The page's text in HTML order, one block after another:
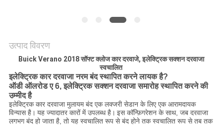
उत्पाद विवरण
Buick Verano 2018 सॉफ्ट क्लोज कार दरवाजे, इलेक्ट्रिक सक्शन दरवाजा
स्वचालित
इलेक्ट्रिक कार दरवाजा नरम बंद स्थापित करने लायक है?
ऑडी ऑलरोड ए 6, इलेक्ट्रिक सक्शन दरवाजा समारोह स्थापित करने की
उम्मीद है
इलेक्ट्रिक कार दरवाजा मुलायम बंद एक लक्जरी सेडान के लिए एक आरामदायक
विन्यास है। यह ज्यादातर कारों में उपलब्ध है। इस कॉन्फ़िगरेशन के साथ, जब दरवाजा
लगभग बंद हो जाता है, तो यह स्वचालित रूप से बंद होने तक स्वचालित रूप से तब तक